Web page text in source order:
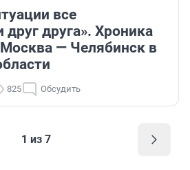
все
друга». Хроника
— Челябинск в
825 Обсудить
1 из 7